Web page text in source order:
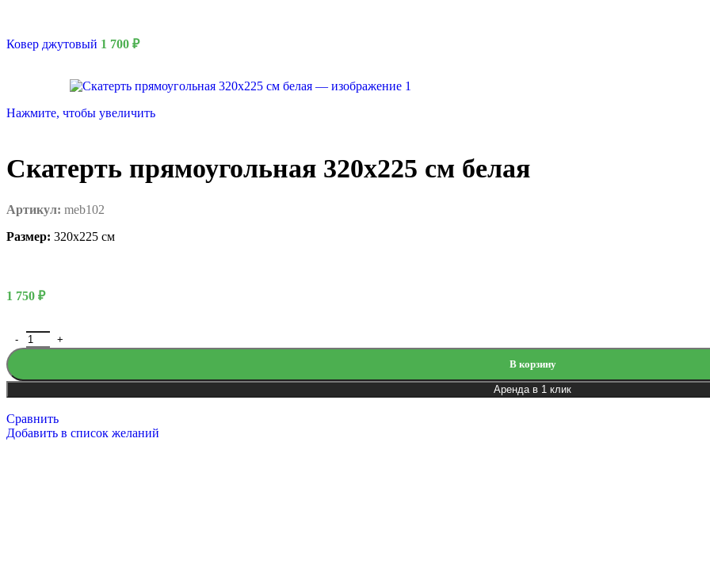
Ковер джутовый 1 700 ₽
Нажмите, чтобы увеличить
Скатерть прямоугольная 320х225 см белая
Артикул: meb102
Размер: 320х225 см
1 750 ₽
В корзину
Аренда в 1 клик
Сравнить
Добавить в список желаний